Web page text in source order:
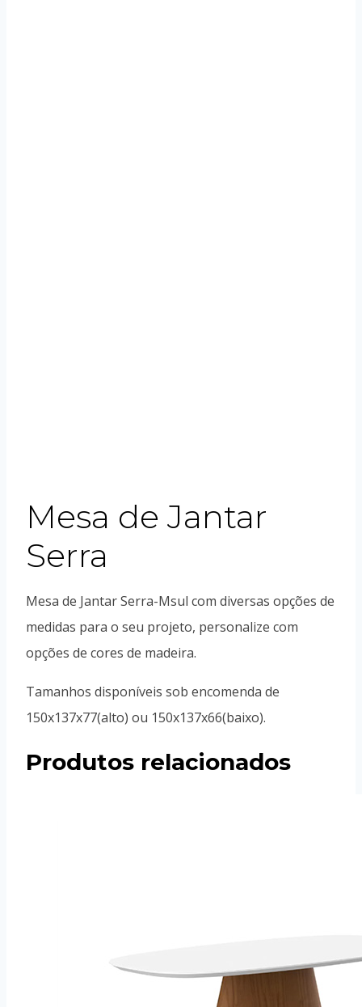
Mesa de Jantar
Serra
Mesa de Jantar Serra-Msul com diversas opções de
medidas para o seu projeto, personalize com
opções de cores de madeira.
Tamanhos disponíveis sob encomenda de
150x137x77(alto) ou 150x137x66(baixo).
Produtos relacionados